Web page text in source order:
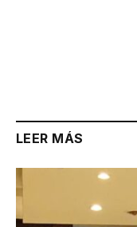
LEER MÁS